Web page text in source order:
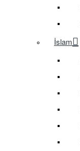
İslam